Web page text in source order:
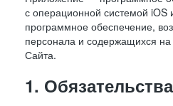
с операционной системой
программное обеспечение,
персонала и содержащихся
Сайта.
1.